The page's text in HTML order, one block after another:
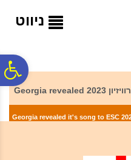
ניווט
גיאורגיה חשפה את שירה לתחרות אירוויזיון 2023 Georgia revealed